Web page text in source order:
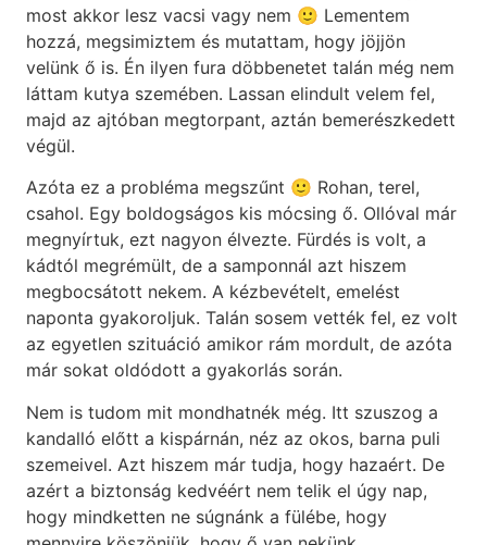
most akkor lesz vacsi vagy nem 🙂 Lementem
hozzá, megsimiztem és mutattam, hogy jöjjön
velünk ő is. Én ilyen fura döbbenetet talán még nem
láttam kutya szemében. Lassan elindult velem fel,
majd az ajtóban megtorpant, aztán bemerészkedett
végül.
Azóta ez a probléma megszűnt 🙂 Rohan, terel,
csahol. Egy boldogságos kis mócsing ő. Ollóval már
megnyírtuk, ezt nagyon élvezte. Fürdés is volt, a
kádtól megrémült, de a samponnál azt hiszem
megbocsátott nekem. A kézbevételt, emelést
naponta gyakoroljuk. Talán sosem vették fel, ez volt
az egyetlen szituáció amikor rám mordult, de azóta
már sokat oldódott a gyakorlás során.
Nem is tudom mit mondhatnék még. Itt szuszog a
kandalló előtt a kispárnán, néz az okos, barna puli
szemeivel. Azt hiszem már tudja, hogy hazaért. De
azért a biztonság kedvéért nem telik el úgy nap,
hogy mindketten ne súgnánk a fülébe, hogy